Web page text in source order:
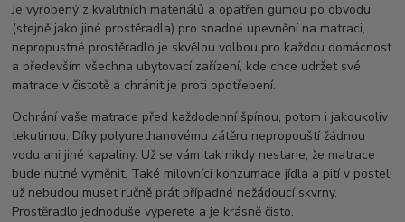
Je vyrobený z kvalitních materiálů a opatřen gumou po obvodu
(stejně jako jiné prostěradla) pro snadné upevnění na matraci,
nepropustné prostěradlo je skvělou volbou pro každou domácnost
a především všechna ubytovací zařízení, kde chce udržet své
matrace v čistotě a chránit je proti opotřebení.
Ochrání vaše matrace před každodenní špínou, potom i jakoukoliv
tekutinou. Díky polyurethanovému zátěru nepropouští žádnou
vodu ani jiné kapaliny. Už se vám tak nikdy nestane, že matrace
bude nutné vyměnit. Také milovníci konzumace jídla a pití v posteli
už nebudou muset ručně prát případné nežádoucí skvrny.
Prostěradlo jednoduše vyperete a je krásně čisto.